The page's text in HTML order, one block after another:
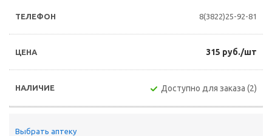
8(3822)25-92-81
315 руб./шт
Доступно для заказа (2)
Выбрать аптеку